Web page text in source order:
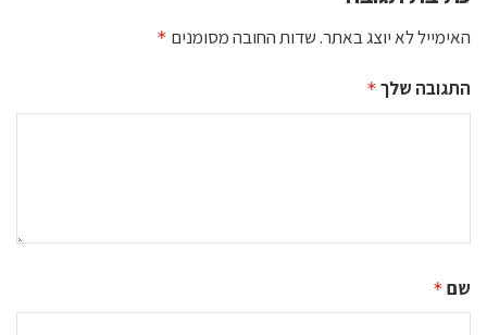
האימייל לא יוצג באתר.שדות החובה מסומנים *
התגובה שלך *
שם *